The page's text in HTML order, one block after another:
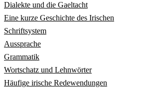
Dialekte und die Gaeltacht
Eine kurze Geschichte des Irischen
Schriftsystem
Aussprache
Grammatik
Wortschatz und Lehnwörter
Häufige irische Redewendungen